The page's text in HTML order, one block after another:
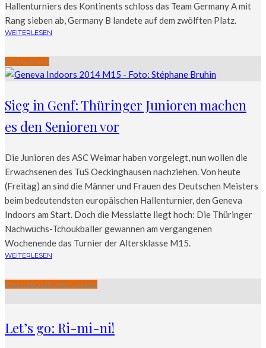
Hallenturniers des Kontinents schloss das Team Germany A mit
Rang sieben ab, Germany B landete auf dem zwölften Platz.
WEITERLESEN
International
Sieg in Genf: Thüringer Junioren machen
es den Senioren vor
Die Junioren des ASC Weimar haben vorgelegt, nun wollen die
Erwachsenen des TuS Oeckinghausen nachziehen. Von heute
(Freitag) an sind die Männer und Frauen des Deutschen Meisters
beim bedeutendsten europäischen Hallenturnier, den Geneva
Indoors am Start. Doch die Messlatte liegt hoch: Die Thüringer
Nachwuchs-Tchoukballer gewannen am vergangenen
Wochenende das Turnier der Altersklasse M15.
WEITERLESEN
InternationalMixedTurniere
Let’s go: Ri-mi-ni!